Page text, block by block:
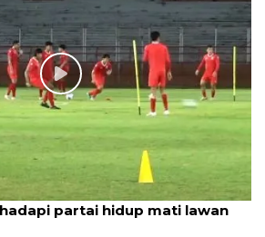
partai hidup mati lawan